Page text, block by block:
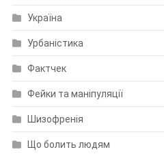
Україна
Урбаністика
Фактчек
Фейки та маніпуляції
Шизофренія
Що болить людям